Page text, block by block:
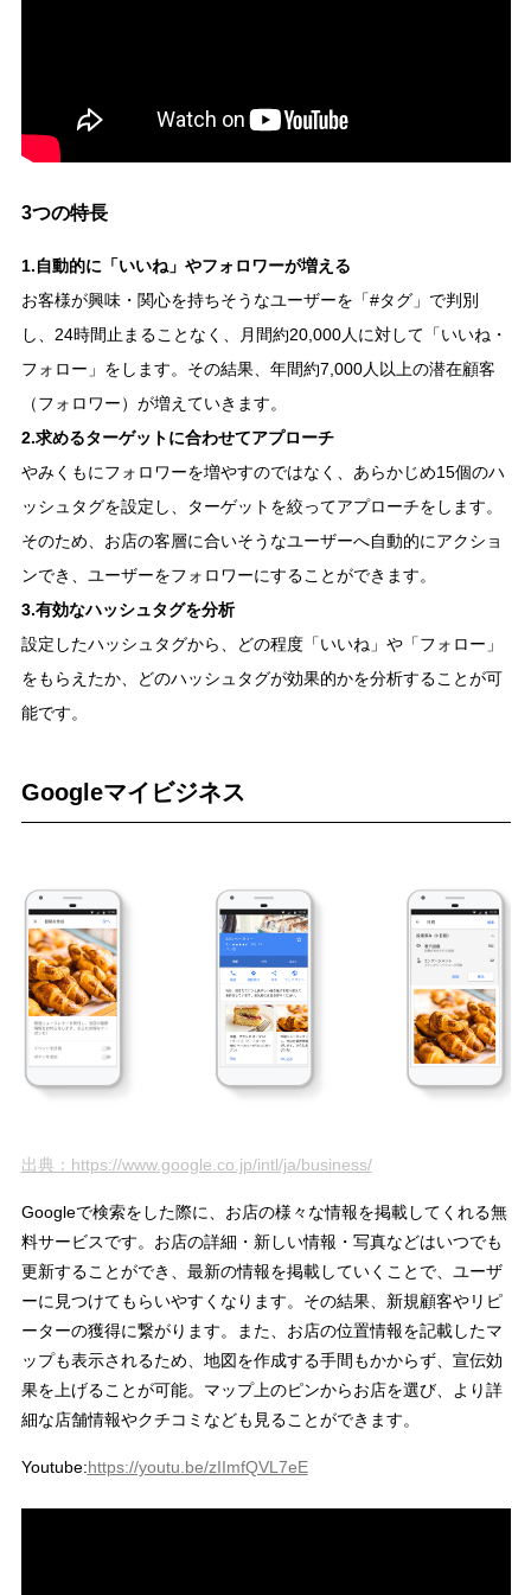
3つの特長
1.自動的に「いいね」やフォロワーが増える
お客様が興味・関心を持ちそうなユーザーを「#タグ」で判別
し、24時間止まることなく、月間約20,000人に対して「いいね・
フォロー」をします。その結果、年間約7,000人以上の潜在顧客
（フォロワー）が増えていきます。
2.求めるターゲットに合わせてアプローチ
やみくもにフォロワーを増やすのではなく、あらかじめ15個のハ
ッシュタグを設定し、ターゲットを絞ってアプローチをします。
そのため、お店の客層に合いそうなユーザーへ自動的にアクショ
ンでき、ユーザーをフォロワーにすることができます。
3.有効なハッシュタグを分析
設定したハッシュタグから、どの程度「いいね」や「フォロー」
をもらえたか、どのハッシュタグが効果的かを分析することが可
能です。
Googleマイビジネス
出典：https://www.google.co.jp/intl/ja/business/
Googleで検索をした際に、お店の様々な情報を掲載してくれる無
料サービスです。お店の詳細・新しい情報・写真などはいつでも
更新することができ、最新の情報を掲載していくことで、ユーザ
ーに見つけてもらいやすくなります。その結果、新規顧客やリピ
ーターの獲得に繋がります。また、お店の位置情報を記載したマ
ップも表示されるため、地図を作成する手間もかからず、宣伝効
果を上げることが可能。マップ上のピンからお店を選び、より詳
細な店舗情報やクチコミなども見ることができます。
Youtube:https://youtu.be/zIImfQVL7eE